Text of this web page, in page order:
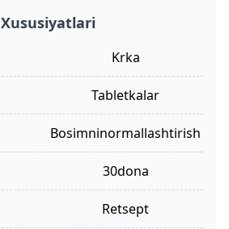
Xususiyatlari
Krka
tabletkalar
bosimninormallashtirish
30dona
retsept